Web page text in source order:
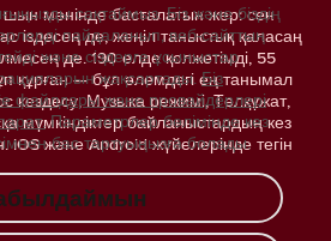
мәнінде басталатын жер: сен
іздесең де, жеңіл таныстық қаласаң
де. 190 елде қолжетімді, 55
құрған — бұл әлемдегі ең танымал
кездесу, Музыка режимі, Төлқұжат,
мүмкіндіктер байланыстардың кез
iOS және Android жүйелерінде тегін
сақтаймыз. Біз және біздің
пайдаланып, веб-сайттың
және сіздерге ұсыныстар
жақсартады. Біз
файлдары және провайдерлері
Параметрлер бөлімінде кез
бас тартуыңызға болады.